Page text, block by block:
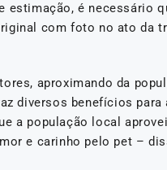
estimação, é necessário
com foto no ato da
aproximando da
diversos benefícios para
a população local
e carinho pelo pet –